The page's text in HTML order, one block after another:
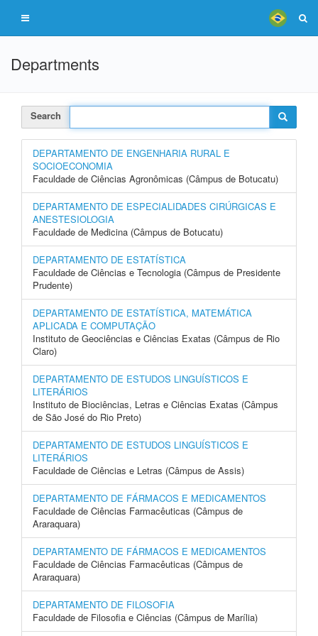
Departments
Search
DEPARTAMENTO DE ENGENHARIA RURAL E
SOCIOECONOMIA
Faculdade de Ciências Agronômicas (Câmpus de Botucatu)
DEPARTAMENTO DE ESPECIALIDADES CIRÚRGICAS E
ANESTESIOLOGIA
Faculdade de Medicina (Câmpus de Botucatu)
DEPARTAMENTO DE ESTATÍSTICA
Faculdade de Ciências e Tecnologia (Câmpus de Presidente
Prudente)
DEPARTAMENTO DE ESTATÍSTICA, MATEMÁTICA
APLICADA E COMPUTAÇÃO
Instituto de Geociências e Ciências Exatas (Câmpus de Rio
Claro)
DEPARTAMENTO DE ESTUDOS LINGUÍSTICOS E
LITERÁRIOS
Instituto de Biociências, Letras e Ciências Exatas (Câmpus
de São José do Rio Preto)
DEPARTAMENTO DE ESTUDOS LINGUÍSTICOS E
LITERÁRIOS
Faculdade de Ciências e Letras (Câmpus de Assis)
DEPARTAMENTO DE FÁRMACOS E MEDICAMENTOS
Faculdade de Ciências Farmacêuticas (Câmpus de
Araraquara)
DEPARTAMENTO DE FÁRMACOS E MEDICAMENTOS
Faculdade de Ciências Farmacêuticas (Câmpus de
Araraquara)
DEPARTAMENTO DE FILOSOFIA
Faculdade de Filosofia e Ciências (Câmpus de Marília)